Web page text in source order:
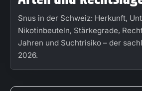
Snus in der Schweiz: Herkunft,
Nikotinbeuteln, Stärkegrade,
Jahren und Suchtrisiko – der
2026.